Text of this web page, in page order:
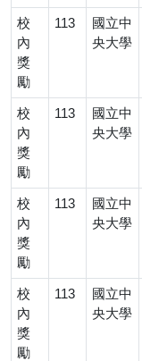
校
內
獎
勵
113
國立中
央大學
校
內
獎
勵
113
國立中
央大學
校
內
獎
勵
113
國立中
央大學
校
內
獎
勵
113
國立中
央大學